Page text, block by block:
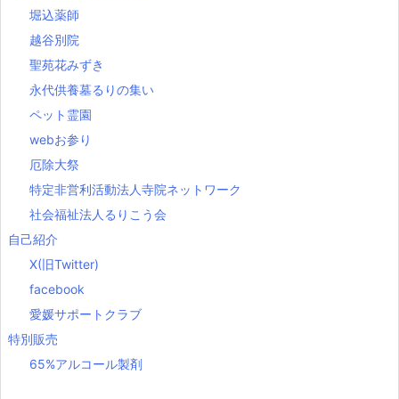
堀込薬師
越谷別院
聖苑花みずき
永代供養墓るりの集い
ペット霊園
webお参り
厄除大祭
特定非営利活動法人寺院ネットワーク
社会福祉法人るりこう会
自己紹介
X(旧Twitter)
facebook
愛媛サポートクラブ
特別販売
65%アルコール製剤